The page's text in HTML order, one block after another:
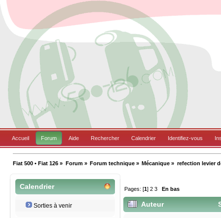
Accueil Forum Aide Rechercher Calendrier Identifiez-vous
Fiat 500 • Fiat 126 » Forum» Forum technique» Mécanique » refection levier
Calendrier
Sorties à venir
Pages: [1]2 3 En bas
Auteur